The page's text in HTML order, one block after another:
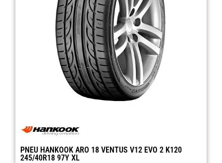
PNEU HANKOOK ARO 18 VENTUS V12 EVO 2 K120
245/40R18 97Y XL